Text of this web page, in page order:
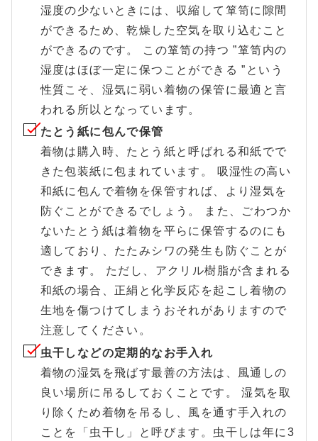
湿度の少ないときには、収縮して箪笥に隙間
ができるため、乾燥した空気を取り込むこと
ができるのです。 この箪笥の持つ ”箪笥内の
湿度はほぼ一定に保つことができる ”という
性質こそ、湿気に弱い着物の保管に最適と言
われる所以となっています。
たとう紙に包んで保管
着物は購入時、たとう紙と呼ばれる和紙でで
きた包装紙に包まれています。 吸湿性の高い
和紙に包んで着物を保管すれば、より湿気を
防ぐことができるでしょう。 また、ごわつか
ないたとう紙は着物を平らに保管するのにも
適しており、たたみシワの発生も防ぐことが
できます。 ただし、アクリル樹脂が含まれる
和紙の場合、正絹と化学反応を起こし着物の
生地を傷つけてしまうおそれがありますので
注意してください。
虫干しなどの定期的なお手入れ
着物の湿気を飛ばす最善の方法は、風通しの
良い場所に吊るしておくことです。 湿気を取
り除くため着物を吊るし、風を通す手入れの
ことを「虫干し」と呼びます。虫干しは年に3